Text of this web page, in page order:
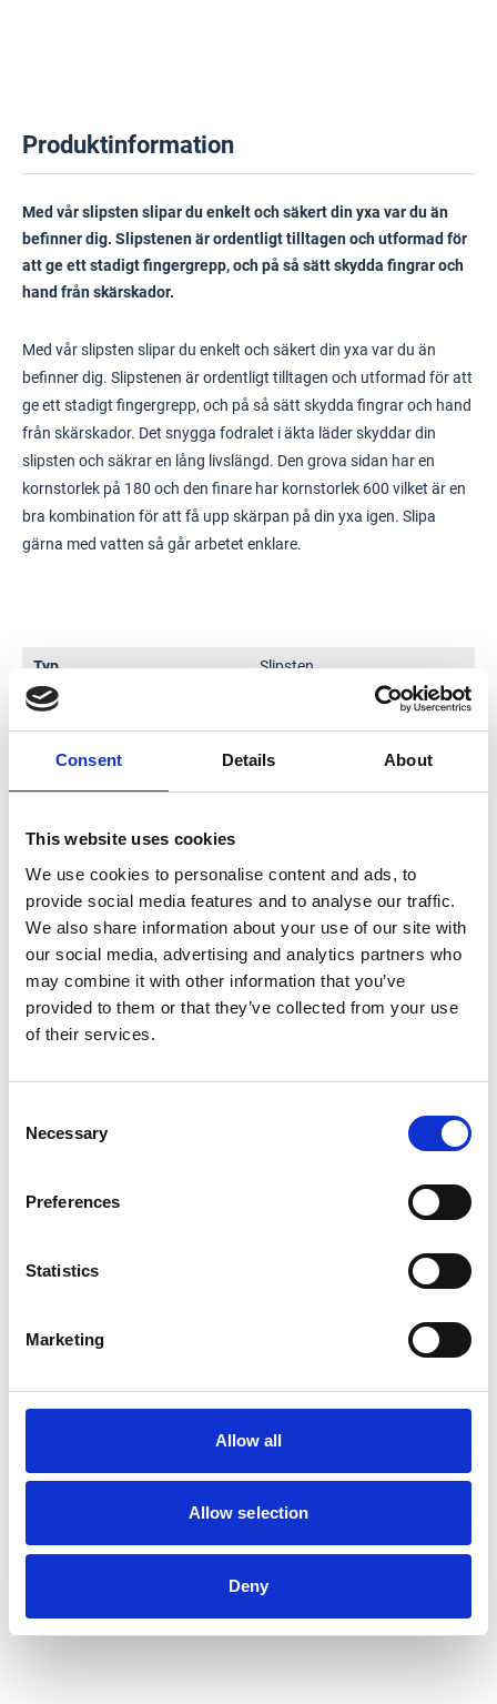
Consent Details About
This website uses cookies
We use cookies to personalise content and ads, to
provide social media features and to analyse our traffic.
We also share information about your use of our site with
our social media, advertising and analytics partners who
may combine it with other information that you’ve
provided to them or that they’ve collected from your use
of their services.
Selection
Necessary
Preferences
Statistics
Marketing
Allow all
Allow selection
Deny
Produktinformation
Med vår slipsten slipar du enkelt och säkert din yxa var du än
befinner dig. Slipstenen är ordentligt tilltagen och utformad för
att ge ett stadigt fingergrepp, och på så sätt skydda fingrar och
hand från skärskador.
Med vår slipsten slipar du enkelt och säkert din yxa var du än
befinner dig. Slipstenen är ordentligt tilltagen och utformad för att
ge ett stadigt fingergrepp, och på så sätt skydda fingrar och hand
från skärskador. Det snygga fodralet i äkta läder skyddar din
slipsten och säkrar en lång livslängd. Den grova sidan har en
kornstorlek på 180 och den finare har kornstorlek 600 vilket är en
bra kombination för att få upp skärpan på din yxa igen. Slipa
gärna med vatten så går arbetet enklare.
Typ Slipsten
Bredd (mm)
Diameter (mm) 75
Kornstorlek 600/180